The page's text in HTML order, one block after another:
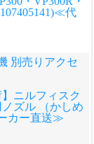
代
別売りアクセ
】ニルフィスク
ズル （かしめ
カー直送≫